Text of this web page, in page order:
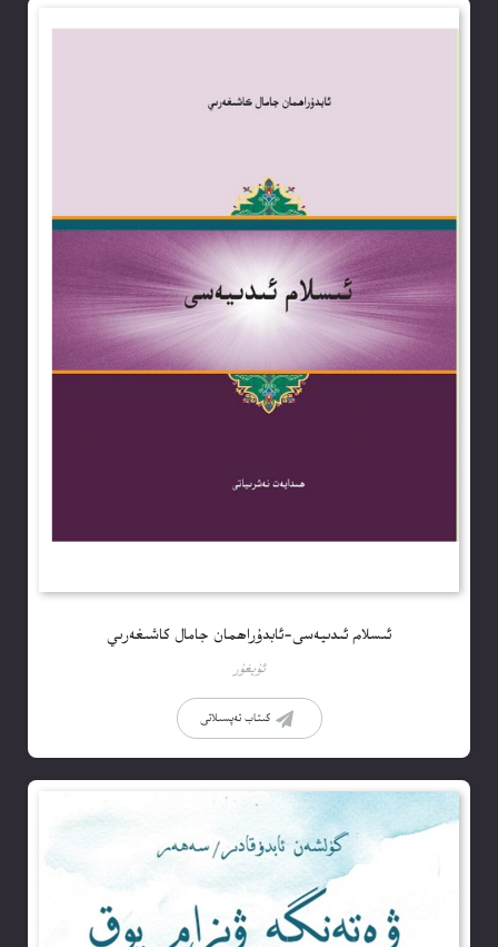
ئىسلام ئىدىيەسى-ئابدۇراھمان جامال كاشىغەرىي
ئۇيغۇر
كىتاب تەپسىلاتى